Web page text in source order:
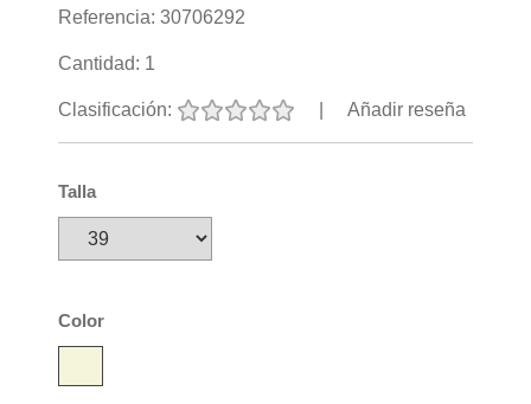
Referencia: 30706292
Cantidad: 1
Clasificación: Añadir reseña
Talla
Color